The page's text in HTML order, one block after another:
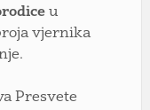
u
vjernika
Presvete